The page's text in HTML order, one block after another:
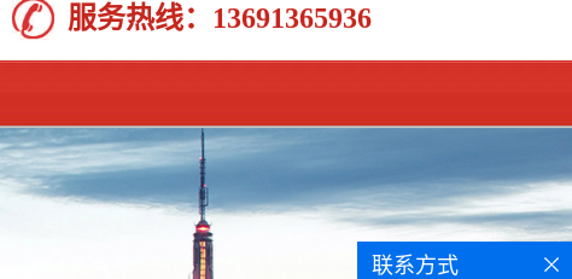
服务热线： 13691365936
联系方式